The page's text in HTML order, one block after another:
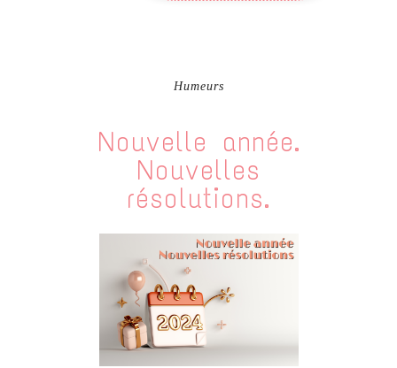
Humeurs
Nouvelle année.
Nouvelles
résolutions.